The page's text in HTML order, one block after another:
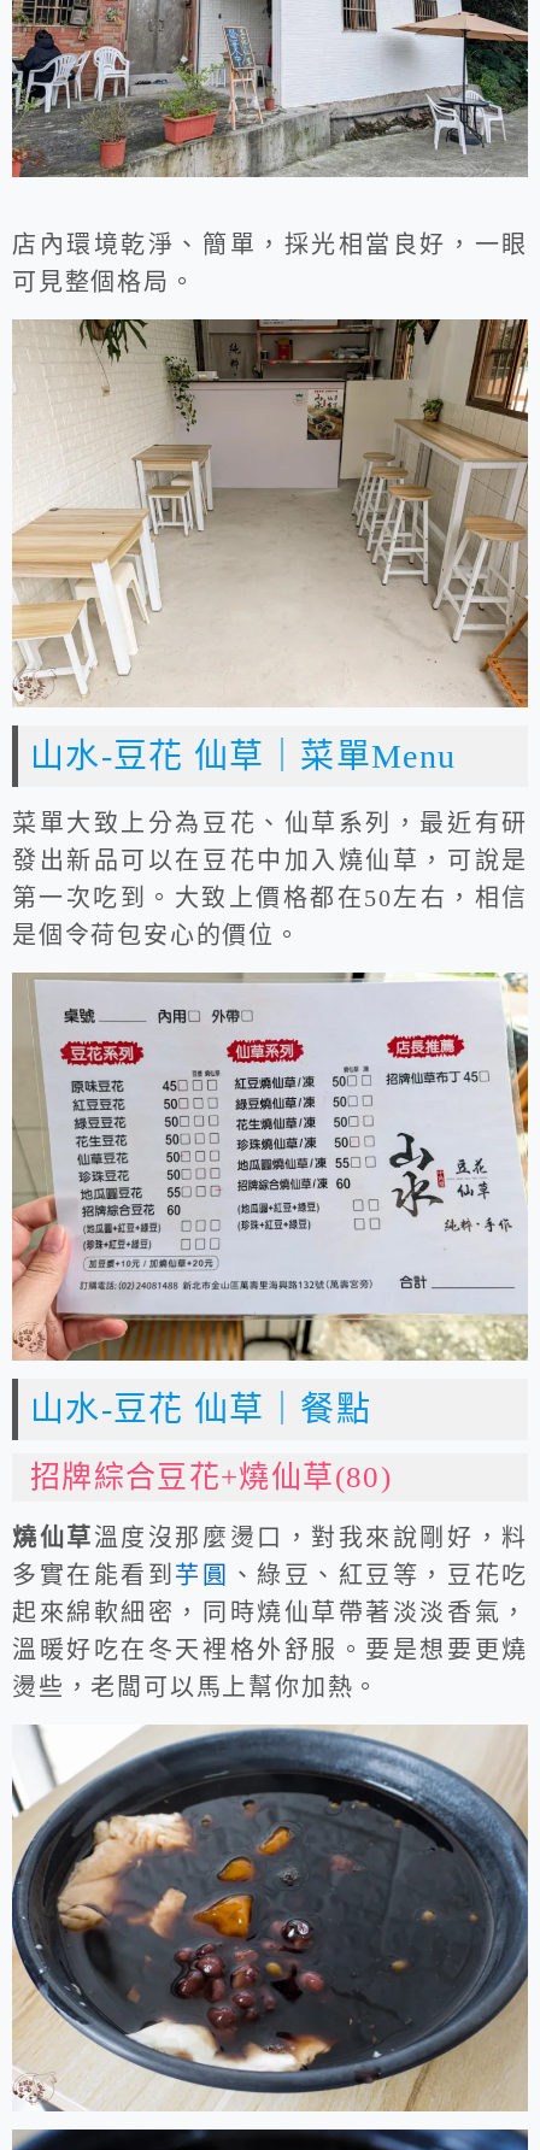
店內環境乾淨、簡單，採光相當良好，一眼
可見整個格局。
山水-豆花 仙草｜菜單Menu
菜單大致上分為豆花、仙草系列，最近有研
發出新品可以在豆花中加入燒仙草，可說是
第一次吃到。大致上價格都在50左右，相信
是個令荷包安心的價位。
山水-豆花 仙草｜餐點
招牌綜合豆花+燒仙草(80)
燒仙草溫度沒那麼燙口，對我來說剛好，料
多實在能看到 芋圓
、綠豆、紅豆等，豆花吃
起來綿軟細密，同時燒仙草帶著淡淡香氣，
溫暖好吃在冬天裡格外舒服。要是想要更燒
燙些，老闆可以馬上幫你加熱。